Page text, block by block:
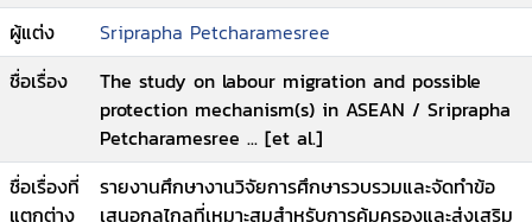
ผู้แต่ง
Sriprapha Petcharamesree
ชื่อเรื่อง
The study on labour migration and possible
protection mechanism(s) in ASEAN / Sriprapha
Petcharamesree ... [et al.]
ชื่อเรื่องที่
แตกต่าง
รายงานศึกษางานวิจัยการศึกษารวบรวมและจัดทำข้อ
เสนอกลไกลที่เหมาะสมสำหรับการคุ้มครองและส่งเสริม